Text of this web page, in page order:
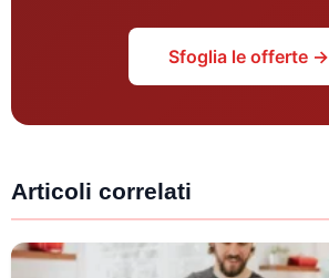
Sfoglia le offerte →
Articoli correlati